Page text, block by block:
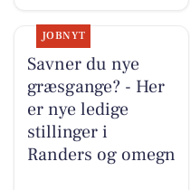
JOBNYT
Savner du nye
græsgange? - Her
er nye ledige
stillinger i
Randers og omegn